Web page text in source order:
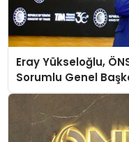
Eray Yükseloğlu,
Sorumlu Genel